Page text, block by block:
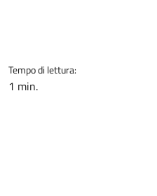
Tempo di lettura:
1 min.